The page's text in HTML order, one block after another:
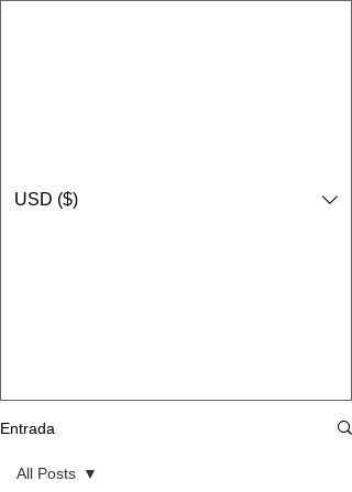
USD ($)
Entrada
All Posts